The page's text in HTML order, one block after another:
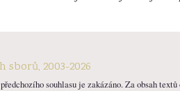
sborů, 2003-2026
souhlasu je zakázáno. Za obsah